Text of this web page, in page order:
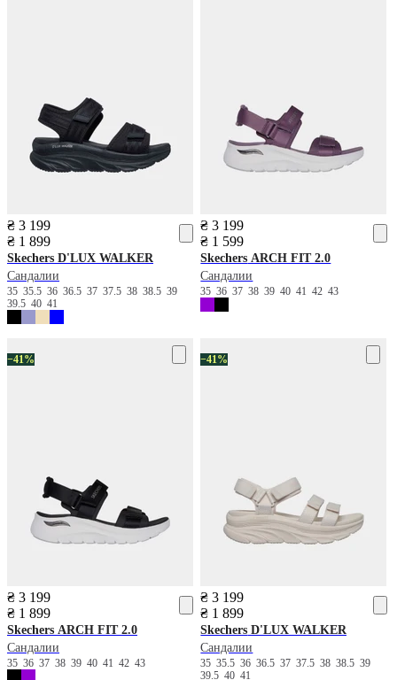
₴ 3 199
₴ 1 899
Skechers D'LUX WALKER
Сандалии
35 35.5 36 36.5 37 37.5 38 38.5 39
39.5 40 41
₴ 3 199
₴ 1 599
Skechers ARCH FIT 2.0
Сандалии
353637383940414243
−41%
₴ 3 199
₴ 1 899
Skechers ARCH FIT 2.0
Сандалии
35 36 37 38 39 40 41 42 43
−41%
₴ 3 199
₴ 1 899
Skechers D'LUX WALKER
Сандалии
3535.53636.53737.53838.539
39.54041